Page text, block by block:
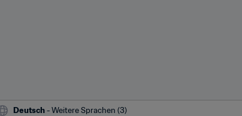
Deutsch - Weitere Sprachen (3)